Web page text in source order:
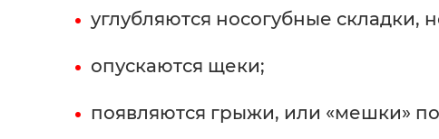
углубляются носогубные складки,
опускаются щеки;
появляются грыжи, или «мешки»